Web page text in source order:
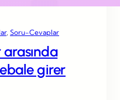
, Soru-Cevaplar
girer